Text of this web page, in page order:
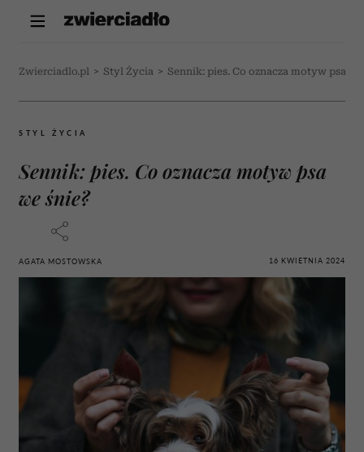
Zwierciadlo.pl > Styl Życia > Sennik: pies. Co oznacza motyw psa
STYL ŻYCIA
Sennik: pies. Co oznacza motyw psa
we śnie?
AGATA MOSTOWSKA 16 KWIETNIA 2024